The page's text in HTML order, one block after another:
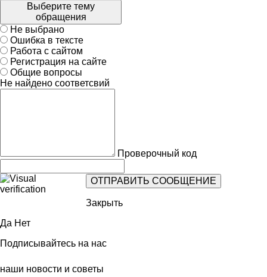
Выберите тему
обращения
Не выбрано
Ошибка в тексте
Работа с сайтом
Регистрация на сайте
Общие вопросы
Не найдено соответсвий
Проверочный код
Закрыть
Да Нет
Подписывайтесь на нас
наши новости и советы